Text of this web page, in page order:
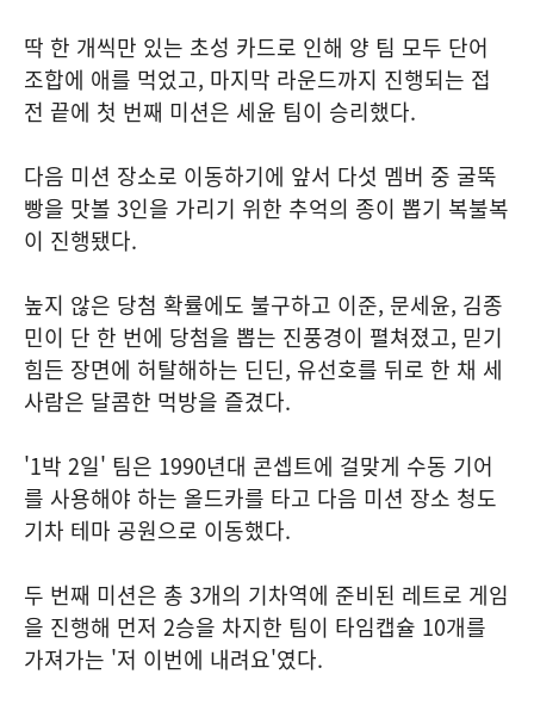
딱 한 개씩만 있는 초성 카드로 인해 양 팀 모두 단어
조합에 애를 먹었고, 마지막 라운드까지 진행되는 접
전 끝에 첫 번째 미션은 세윤 팀이 승리했다.
다음 미션 장소로 이동하기에 앞서 다섯 멤버 중 굴뚝
빵을 맛볼 3인을 가리기 위한 추억의 종이 뽑기 복불복
이 진행됐다.
높지 않은 당첨 확률에도 불구하고 이준, 문세윤, 김종
민이 단 한 번에 당첨을 뽑는 진풍경이 펼쳐졌고, 믿기
힘든 장면에 허탈해하는 딘딘, 유선호를 뒤로 한 채 세
사람은 달콤한 먹방을 즐겼다.
'1박 2일' 팀은 1990년대 콘셉트에 걸맞게 수동 기어
를 사용해야 하는 올드카를 타고 다음 미션 장소 청도
기차 테마 공원으로 이동했다.
두 번째 미션은 총 3개의 기차역에 준비된 레트로 게임
을 진행해 먼저 2승을 차지한 팀이 타임캡슐 10개를
가져가는 '저 이번에 내려요'였다.